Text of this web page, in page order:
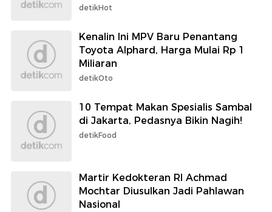
detikHot
Kenalin Ini MPV Baru Penantang
Toyota Alphard, Harga Mulai Rp 1
Miliaran
detikOto
10 Tempat Makan Spesialis Sambal
di Jakarta, Pedasnya Bikin Nagih!
detikFood
Martir Kedokteran RI Achmad
Mochtar Diusulkan Jadi Pahlawan
Nasional